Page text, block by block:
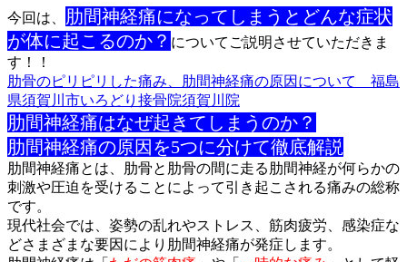
今回は、
肋間神経痛になってしまうとどんな症状
が体に起こるのか ？ についてご説明させていただきま
す！！
肋骨のピリピリした痛み、肋間神経痛の原因について 福島
県須賀川市いろどり接骨院須賀川院
肋間神経痛はなぜ起きてしまうのか？
肋間神経痛の原因を5つに分けて徹底解説
肋間神経痛とは、肋骨と肋骨の間に走る肋間神経が何らかの
刺激や圧迫を受けることによって引き起こされる痛みの総称
です。
現代社会では、姿勢の乱れやストレス、筋肉疲労、感染症な
どさま ざまな要因により肋間神経痛が発症します。